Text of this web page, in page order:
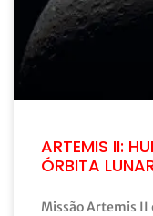
ARTEMIS II:
ÓRBITA
Missão Artemis II